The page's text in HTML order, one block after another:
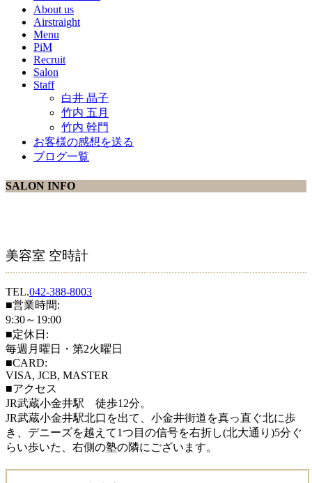
About us
Airstraight
Menu
PiM
Recruit
Salon
Staff
白井 晶子
竹内 五月
竹内 幹門
お客様の感想を送る
ブログ一覧
SALON INFO
美容室 空時計
TEL.042-388-8003
■営業時間:
9:30～19:00
■定休日:
毎週月曜日・第2火曜日
■CARD:
VISA, JCB, MASTER
■アクセス
JR武蔵小金井駅 徒歩12分。
JR武蔵小金井駅北口を出て、小金井街道を真っ直ぐ北に歩
き、デニーズを越えて1つ目の信号を右折し(北大通り)5分ぐ
らい歩いた、右側の塾の隣にございます。